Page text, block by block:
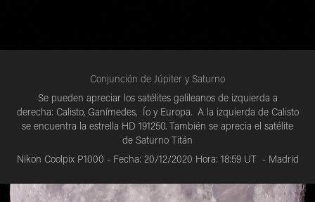
Conjunción de Júpiter y Saturno
Se pueden apreciar los satélites galileanos de izquierda a
derecha: Calisto, Ganímedes, Ío y Europa. A la izquierda de Calisto
se encuentra la estrella HD 191250. También se aprecia el satélite
de Saturno Titán
Nikon Coolpix P1000 - Fecha: 20/12/2020 Hora: 18:59 UT - Madrid